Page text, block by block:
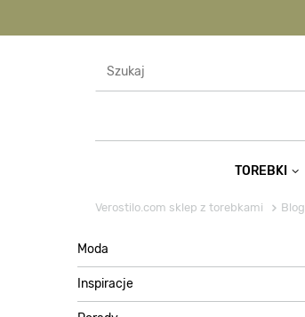
TOREBKI
Verostilo.com sklep z torebkami Blog
Moda
Inspiracje